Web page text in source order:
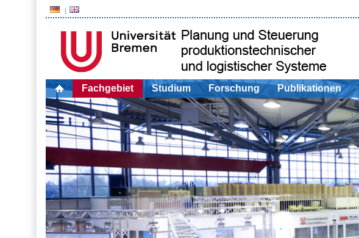
Fachgebiet Studium Forschung Publikationen